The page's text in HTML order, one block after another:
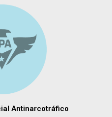
Antinarcotráfico